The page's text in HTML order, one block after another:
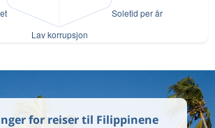
for reiser til Filippinene